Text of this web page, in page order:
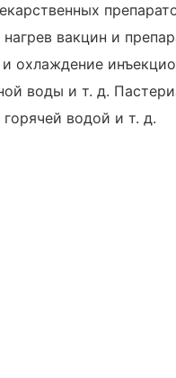
вакцин и
и охлаждение
воды и т. д.
водой и т. д.